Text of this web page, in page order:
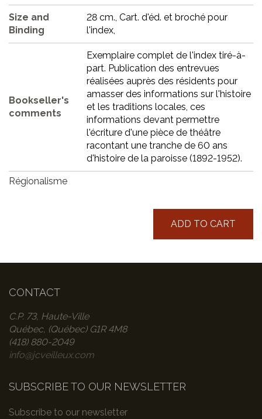
Size and
Binding
28 cm., Cart. d'éd. et broché pour
l'index,
Bookseller's
comments
Exemplaire complet de l'index tiré-à-
part. Publication des entrevues
réalisées auprès des résidents pour
amasser des informations sur l'histoire
et les traditions locales, ces
informations devant permettre
l'écriture d'une pièce de théâtre
racontant une tranche de 60 ans
d'histoire de la paroisse (1892-1952).
Régionalisme
ADD TO CART
CONTACT
C.P. 73, Haute-Ville
Québec, (Québec) G1R 4M8
(418) 880-2049
info@jcveilleux.com
SUBSCRIBE TO OUR NEWSLETTER
Subscribe to our newsletter